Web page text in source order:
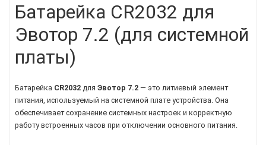
Батарейка CR2032 для
Эвотор 7.2 (для системной
платы)
Батарейка CR2032 для Эвотор 7.2 — это литиевый элемент
питания, используемый на системной плате устройства. Она
обеспечивает сохранение системных настроек и корректную
работу встроенных часов при отключении основного питания.